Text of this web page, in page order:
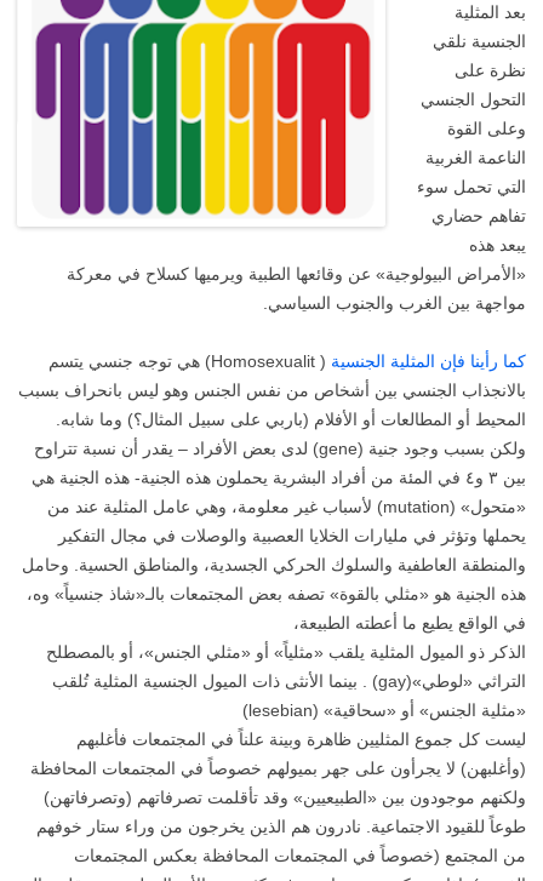
بعد المثلية
الجنسية نلقي
نظرة على
التحول الجنسي
وعلى القوة
الناعمة الغربية
التي تحمل سوء
تفاهم حضاري
يبعد هذه
«الأمراض البيولوجية» عن وقائعها الطبية ويرميها كسلاح في معركة
مواجهة بين الغرب والجنوب السياسي.
كما رأينا فإن المثلية الجنسية
( Homosexualit)‏ هي توجه جنسي يتسم
بالانجذاب الجنسي بين أشخاص من نفس الجنس وهو ليس بانحراف بسبب
المحيط أو المطالعات أو الأفلام (باربي على سبيل المثال؟) وما شابه.
ولكن بسبب وجود جنية (gene) لدى بعض الأفراد – يقدر أن نسبة تتراوح
بين ٣ و٤ في المئة من أفراد البشرية يحملون هذه الجنية- هذه الجنية هي
«متحول» (mutation) لأسباب غير معلومة، وهي عامل المثلية عند من
يحملها وتؤثر في مليارات الخلايا العصبية والوصلات في مجال التفكير
والمنطقة العاطفية والسلوك الحركي الجسدية، والمناطق الحسية. وحامل
هذه الجنية هو «مثلي بالقوة» تصفه بعض المجتمعات بالـ«شاذ جنسياً» وه،
في الواقع يطيع ما أعطته الطبيعة،
الذكر ذو الميول المثلية يلقب «مثلياً» أو «مثلي الجنس»، أو بالمصطلح
التراثي «لوطي»(gay) . بينما الأنثى ذات الميول الجنسية المثلية تُلقب
«مثلية الجنس» أو «سحاقية» (lesebian)
ليست كل جموع المثليين ظاهرة وبينة علناً في المجتمعات فأغلبهم
(وأغلبهن) لا يجرأون على جهر بميولهم خصوصاً في المجتمعات المحافظة
ولكنهم موجودون بين «الطبيعيين» وقد تأقلمت تصرفاتهم (وتصرفاتهن)
طوعاً للقيود الاجتماعية. نادرون هم الذين يخرجون من وراء ستار خوفهم
من المجتمع (خصوصاً في المجتمعات المحافظة بعكس المجتمعات